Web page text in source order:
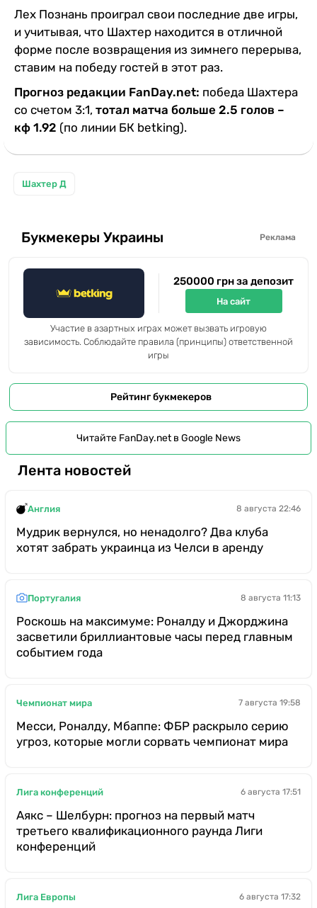
Лех Познань проиграл свои последние две игры,
и учитывая, что Шахтер находится в отличной
форме после возвращения из зимнего перерыва,
ставим на победу гостей в этот раз.
Прогноз редакции FanDay.net: победа Шахтера
со счетом 3:1, тотал матча больше 2.5 голов –
кф 1.92 (по линии БК betking).
Шахтер Д
Букмекеры Украины Реклама
250000 грн за депозит
На сайт
Участие в азартных играх может вызвать игровую
зависимость. Соблюдайте правила (принципы) ответственной
игры
Рейтинг букмекеров
Читайте FanDay.net в Google News
Лента новостей
Англия 8 августа 22:46
Мудрик вернулся, но ненадолго? Два клуба
хотят забрать украинца из Челси в аренду
Португалия 8 августа 11:13
Роскошь на максимуме: Роналду и Джорджина
засветили бриллиантовые часы перед главным
событием года
Чемпионат мира 7 августа 19:58
Месси, Роналду, Мбаппе: ФБР раскрыло серию
угроз, которые могли сорвать чемпионат мира
Лига конференций 6 августа 17:51
Аякс – Шелбурн: прогноз на первый матч
третьего квалификационного раунда Лиги
конференций
Лига Европы 6 августа 17:32